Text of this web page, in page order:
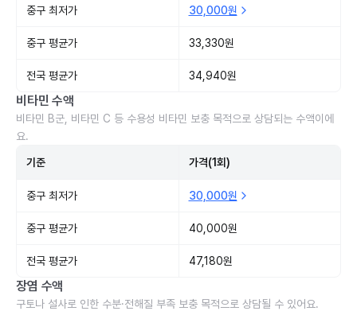
중구 최저가 30,000원
중구 평균가 33,330원
전국 평균가 34,940원
비타민 수액
비타민 B군, 비타민 C 등 수용성 비타민 보충 목적으로 상담되는 수액이에
요.
기준 가격(1회)
중구 최저가 30,000원
중구 평균가 40,000원
전국 평균가 47,180원
장염 수액
구토나 설사로 인한 수분·전해질 부족 보충 목적으로 상담될 수 있어요.